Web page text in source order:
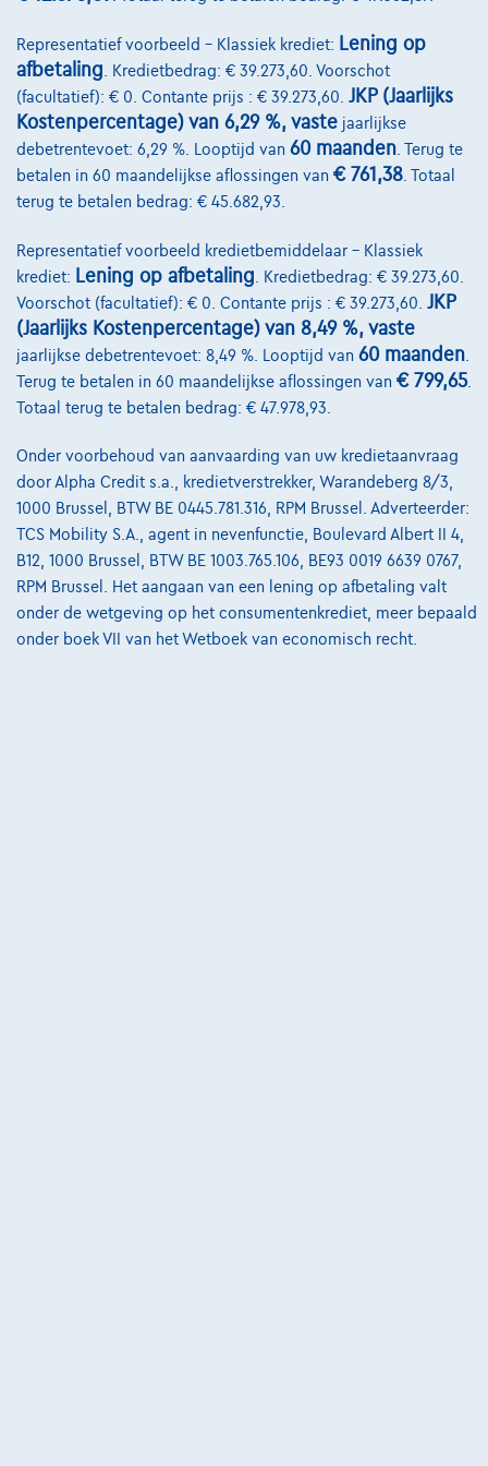
Opel Astra Sports Tourer1.2 turbo gs 130
€20.999 1
Vanaf€317,08/maandmet een laatste maandaflossing
van€6.616,78
Ontdek het volledige cijfervoorbeeld
Cardoen.be
Representatief voorbeeld – Klassiek krediet: Lening op
afbetaling . Kredietbedrag: € 39.273,60. Voorschot
(facultatief): € 0. Contante prijs : € 39.273,60. JKP (Jaarlijks
Kostenpercentage) van 6,29 %, vaste jaarlijkse
debetrentevoet: 6,29 %. Looptijd van 60 maanden . Terug te
betalen in 60 maandelijkse aflossingen van € 761,38 . Totaal
terug te betalen bedrag: € 45.682,93.
Representatief voorbeeld kredietbemiddelaar – Klassiek
krediet: Lening op afbetaling . Kredietbedrag: € 39.273,60.
Voorschot (facultatief): € 0. Contante prijs : € 39.273,60. JKP
(Jaarlijks Kostenpercentage) van 8,49 %, vaste
jaarlijkse debetrentevoet: 8,49 %. Looptijd van 60 maanden
Terug te betalen in 60 maandelijkse aflossingen van € 799,65.
Totaal terug te betalen bedrag: € 47.978,93.
Onder voorbehoud van aanvaarding van uw kredietaanvraag
door Alpha Credit s.a., kredietverstrekker, Warandeberg 8/3,
1000 Brussel, BTW BE 0445.781.316, RPM Brussel. Adverteerder:
TCS Mobility S.A., agent in nevenfunctie, Boulevard Albert II 4,
B12, 1000 Brussel, BTW BE 1003.765.106, BE93 0019 6639 0767,
RPM Brussel. Het aangaan van een lening op afbetaling valt
onder de wetgeving op het consumentenkrediet, meer bepaald
onder boek VII van het Wetboek van economisch recht.